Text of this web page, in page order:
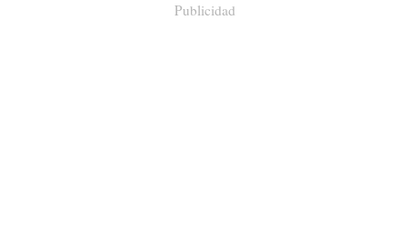
Publicidad